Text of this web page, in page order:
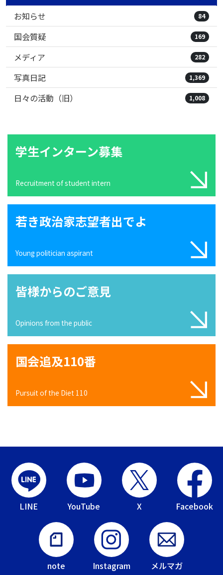
お知らせ
84
国会質疑 169
メディア 282
写真日記 1,369
日々の活動（旧） 1,008
学生インターン募集
Recruitment of student intern
若き政治家志望者出でよ
Young politician aspirant
皆様からのご意見
Opinions from the public
国会追及110番
Pursuit of the Diet 110
LINE YouTube X Facebook
note Instagram メルマガ